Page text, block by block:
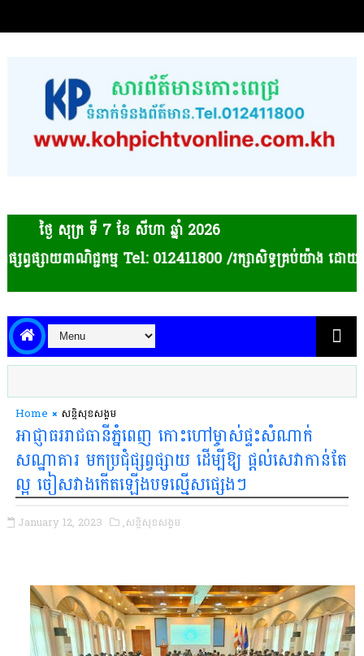
ថ្ងៃ សុក្រ ទី 7​ ខែ សីហា ឆ្នាំ 2026
ាណិជ្ជកម្ម Tel: 012411800 /រក្សាសិទ្ធគ្រប់យ៉ាង ដោយបណ្ត
Home សន្តិសុខសង្គម
អាជ្ញាធររាជធានីភ្នំពេញ កោះហៅម្ចាស់ផ្ទះសំណាក់
សណ្ឋាគារ មកប្រជុំផ្សព្វផ្សាយ ដើម្បីឱ្យ ផ្ដល់សេវាកាន់តែ
ល្អ ចៀសវាងកើតឡើងបទល្មើសផ្សេងៗ
January 12, 2023 ,សន្តិសុខសង្គម